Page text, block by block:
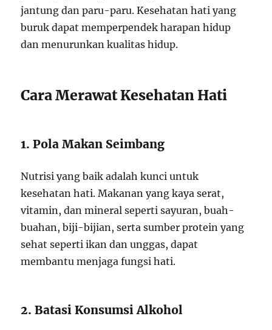
jantung dan paru-paru. Kesehatan hati yang
buruk dapat memperpendek harapan hidup
dan menurunkan kualitas hidup.
Cara Merawat Kesehatan Hati
1. Pola Makan Seimbang
Nutrisi yang baik adalah kunci untuk
kesehatan hati. Makanan yang kaya serat,
vitamin, dan mineral seperti sayuran, buah-
buahan, biji-bijian, serta sumber protein yang
sehat seperti ikan dan unggas, dapat
membantu menjaga fungsi hati.
2. Batasi Konsumsi Alkohol